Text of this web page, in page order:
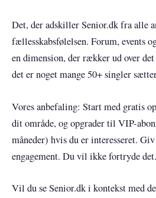
Det, der adskiller Senior.dk fra alle
fællesskabsfølelsen. Forum, events
en dimension, der rækker ud over
det er noget mange 50+ singler
Vores anbefaling: Start med gratis
dit område, og opgrader til VIP-
måneder) hvis du er interesseret.
engagement. Du vil ikke fortryde det.
Vil du se Senior.dk i kontekst med